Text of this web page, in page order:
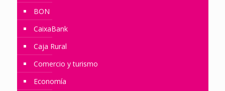
BON
CaixaBank
Caja Rural
Comercio y turismo
Economía